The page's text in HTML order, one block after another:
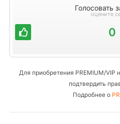
Голосовать
оцените
0
Для приобретения PREMIUM/VIP
подтвердить
Подробнее о